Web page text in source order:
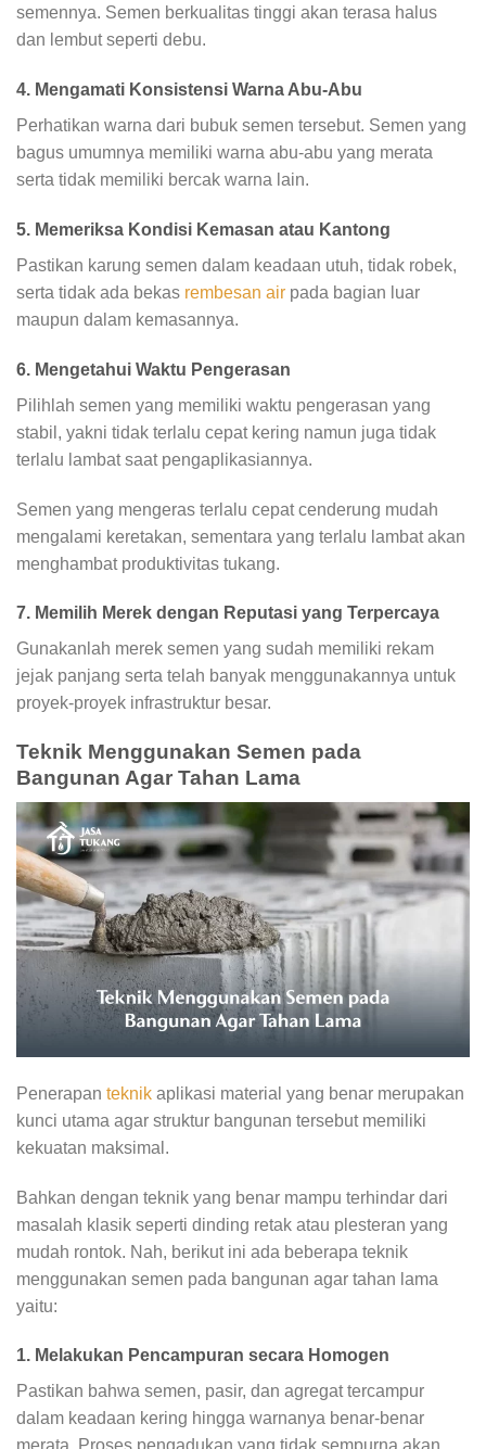
semennya. Semen berkualitas tinggi akan terasa halus
dan lembut seperti debu.
4. Mengamati Konsistensi Warna Abu-Abu
Perhatikan warna dari bubuk semen tersebut. Semen yang
bagus umumnya memiliki warna abu-abu yang merata
serta tidak memiliki bercak warna lain.
5. Memeriksa Kondisi Kemasan atau Kantong
Pastikan karung semen dalam keadaan utuh, tidak robek,
serta tidak ada bekas rembesan air pada bagian luar
maupun dalam kemasannya.
6. Mengetahui Waktu Pengerasan
Pilihlah semen yang memiliki waktu pengerasan yang
stabil, yakni tidak terlalu cepat kering namun juga tidak
terlalu lambat saat pengaplikasiannya.
Semen yang mengeras terlalu cepat cenderung mudah
mengalami keretakan, sementara yang terlalu lambat akan
menghambat produktivitas tukang.
7. Memilih Merek dengan Reputasi yang Terpercaya
Gunakanlah merek semen yang sudah memiliki rekam
jejak panjang serta telah banyak menggunakannya untuk
proyek-proyek infrastruktur besar.
Teknik Menggunakan Semen pada
Bangunan Agar Tahan Lama
Penerapan teknik aplikasi material yang benar merupakan
kunci utama agar struktur bangunan tersebut memiliki
kekuatan maksimal.
Bahkan dengan teknik yang benar mampu terhindar dari
masalah klasik seperti dinding retak atau plesteran yang
mudah rontok. Nah, berikut ini ada beberapa teknik
menggunakan semen pada bangunan agar tahan lama
yaitu:
1. Melakukan Pencampuran secara Homogen
Pastikan bahwa semen, pasir, dan agregat tercampur
dalam keadaan kering hingga warnanya benar-benar